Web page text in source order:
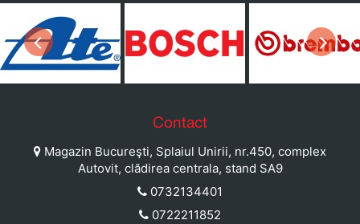
Previous
Contact
Magazin Bucureşti, Splaiul Unirii, nr.450, complex
Autovit, clădirea centrala, stand SA9
0732134401
0722211852